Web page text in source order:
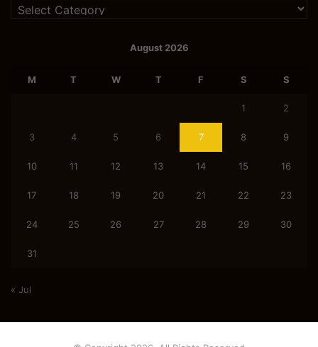
Categories
August 2026
M T W T F S S
1 2
3 4 5 6 7 8 9
10 11 12 13 14 15 16
17 18 19 20 21 22 23
24 25 26 27 28 29 30
31
« Jul